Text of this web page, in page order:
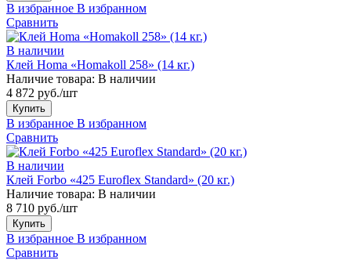
В избранное В избранном
Сравнить
В наличии
Клей Homa «Homakoll 258» (14 кг.)
Наличие товара: В наличии
4 872 руб./шт
Купить
В избранное В избранном
Сравнить
В наличии
Клей Forbo «425 Euroflex Standard» (20 кг.)
Наличие товара: В наличии
8 710 руб./шт
Купить
В избранное В избранном
Сравнить